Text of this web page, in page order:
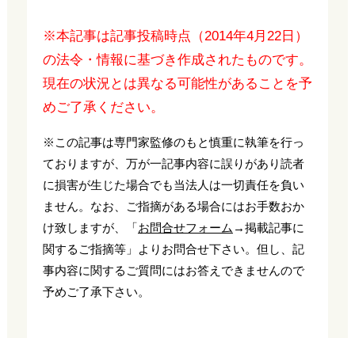
※本記事は記事投稿時点（2014年4月22日）
の法令・情報に基づき作成されたものです。
現在の状況とは異なる可能性があることを予
めご了承ください。
※この記事は専門家監修のもと慎重に執筆を行っ
ておりますが、万が一記事内容に誤りがあり読者
に損害が生じた場合でも当法人は一切責任を負い
ません。なお、ご指摘がある場合にはお手数おか
け致しますが、「お問合せフォーム →掲載記事に
関するご指摘等」よりお問合せ下さい。但し、記
事内容に関するご質問にはお答えできませんので
予めご了承下さい。